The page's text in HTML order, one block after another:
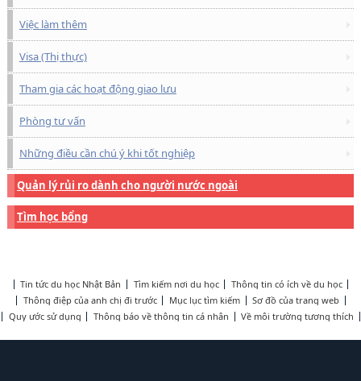
Việc làm thêm
Visa (Thị thực)
Tham gia các hoạt động giao lưu
Phòng tư vấn
Những điều cần chú ý khi tốt nghiệp
Quản lý rủi ro dành cho người nước ngoài
Tìm học bổng
Tin tức du học Nhật Bản Tìm kiếm nơi du học
Thông tin có ích về du học
Thông điệp của anh chị đi trước
Mục lục tìm kiếm
Sơ đồ của trang web
Quy ước sử dụng
Thông báo về thông tin cá nhân Về môi trường tương thích